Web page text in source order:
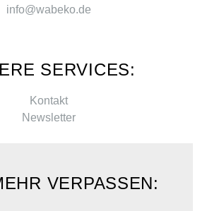
info@wabeko.de
SERVICES:
Kontakt
Newsletter
VERPASSEN: